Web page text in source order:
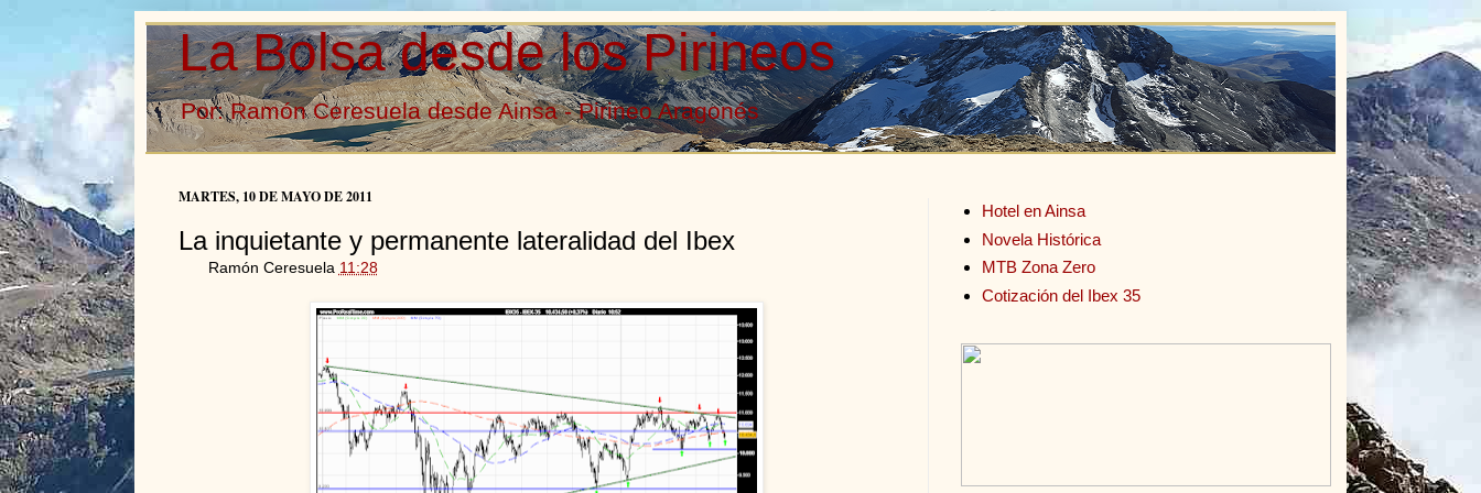
La Bolsa desde los Pirineos
Por: Ramón Ceresuela desde Ainsa - Pirineo Aragonés
MARTES, 10 DE MAYO DE 2011
La inquietante y permanente lateralidad del Ibex
Ramón Ceresuela 11:28
Hotel en Ainsa
Novela Histórica
MTB Zona Zero
Cotización del Ibex 35